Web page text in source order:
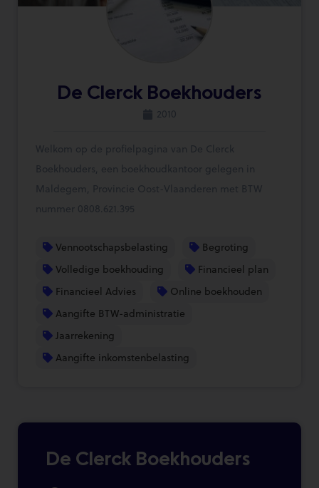
De Clerck Boekhouders
2010
Welkom op de profielpagina van De Clerck
Boekhouders, een boekhoudkantoor gelegen in
Maldegem, Provincie Oost-Vlaanderen met BTW
nummer 0808.621.395
Vennootschapsbelasting
Begroting
Volledige boekhouding
Financieel plan
Financieel Advies
Online boekhouden
Aangifte BTW-administratie
Jaarrekening
Aangifte inkomstenbelasting
De Clerck Boekhouders